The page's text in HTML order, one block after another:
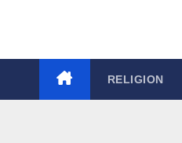
RELIGION